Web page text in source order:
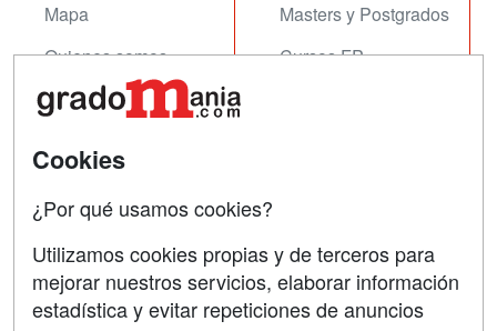
Mapa
Quienes somos
Tarifas publicidad
Masters y Postgrados
Cursos FP
Contactar
Confidencialidad
SÍGUENOS EN:
Cookies
¿Por qué usamos cookies?
Utilizamos cookies propias y de terceros para
mejorar nuestros servicios, elaborar información
estadística y evitar repeticiones de anuncios